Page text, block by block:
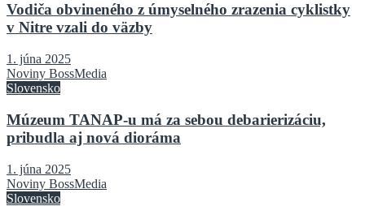
Vodiča obvineného z úmyselného zrazenia cyklistky
v Nitre vzali do väzby
1. júna 2025
Noviny BossMedia
Slovensko
Múzeum TANAP-u má za sebou debarierizáciu,
pribudla aj nová dioráma
1. júna 2025
Noviny BossMedia
Slovensko